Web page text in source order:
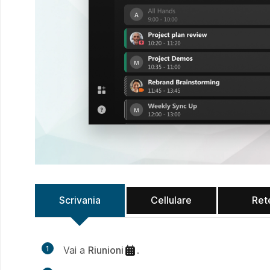
Scrivania Cellulare
1 Vai a Riunioni .